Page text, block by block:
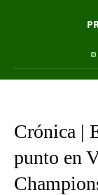
Crónica |
punto en